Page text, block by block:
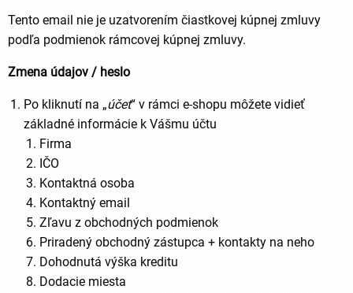
Tento email nie je uzatvorením čiastkovej kúpnej zmluvy
podľa podmienok rámcovej kúpnej zmluvy.
Zmena údajov / heslo
Po kliknutí na „účet“ v rámci e-shopu môžete vidieť
základné informácie k Vášmu účtu
Firma
IČO
Kontaktná osoba
Kontaktný email
Zľavu z obchodných podmienok
Priradený obchodný zástupca + kontakty na neho
Dohodnutá výška kreditu
Dodacie miesta